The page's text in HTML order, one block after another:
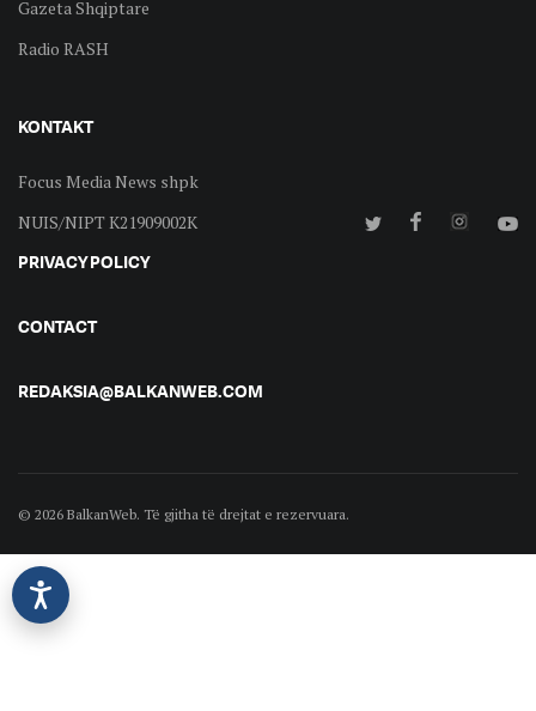
Gazeta Shqiptare
Radio RASH
KONTAKT
Focus Media News shpk
NUIS/NIPT K21909002K
PRIVACY POLICY
CONTACT
REDAKSIA@BALKANWEB.COM
© 2026 BalkanWeb. Të gjitha të drejtat e rezervuara.
©